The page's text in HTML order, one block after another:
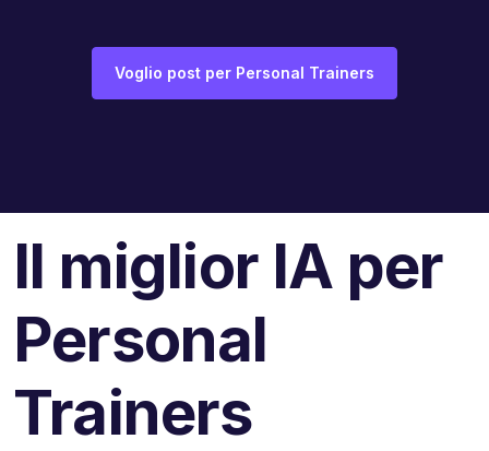
Voglio post per Personal Trainers
Il miglior IA per
Personal
Trainers